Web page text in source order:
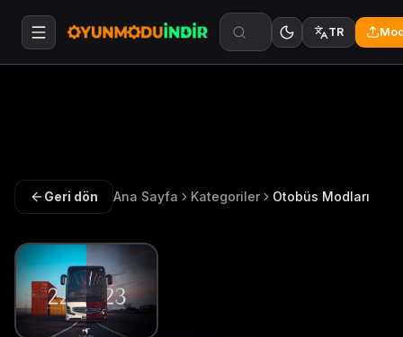
TR
Geri dön Ana Sayfa Kategoriler Otobüs Modları